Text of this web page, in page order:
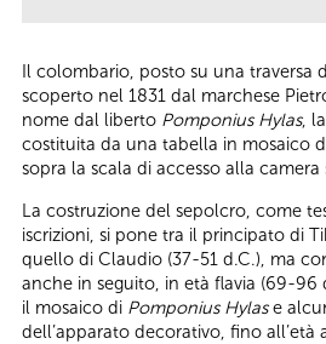
Il colombario, posto su una traversa
scoperto nel 1831 dal marchese
nome dal liberto Pomponius Hylas,
costituita da una tabella in mosaico
sopra la scala di accesso alla camera
La costruzione del sepolcro, come
iscrizioni, si pone tra il principato di
quello di Claudio (37-51 d.C.), ma
anche in seguito, in età flavia (69-96
il mosaico di Pomponius Hylase
dell’apparato decorativo, fino all’età